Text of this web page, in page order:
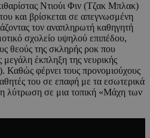
Ντιούι Φιν (Τζακ Μπλακ)
και βρίσκεται σε απεγνωσμένη
τον αναπληρωτή καθηγητή
σχολείο υψηλού επιπέδου,
θεούς της σκληρής ροκ που
μεγάλη έκπληξη της νευρικής
Καθώς φέρνει τους προνομιούχους
του σε επαφή με τα εσωτερικά
λύτρωση σε μια τοπική «Μάχη των